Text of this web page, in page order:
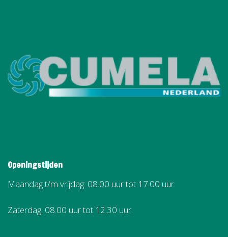
Openingstijden
Maandag t/m vrijdag: 08.00 uur tot 17.00 uur.
Zaterdag: 08.00 uur tot 12.30 uur.